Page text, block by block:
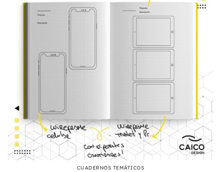
CUADERNOS TEMÁTICOS